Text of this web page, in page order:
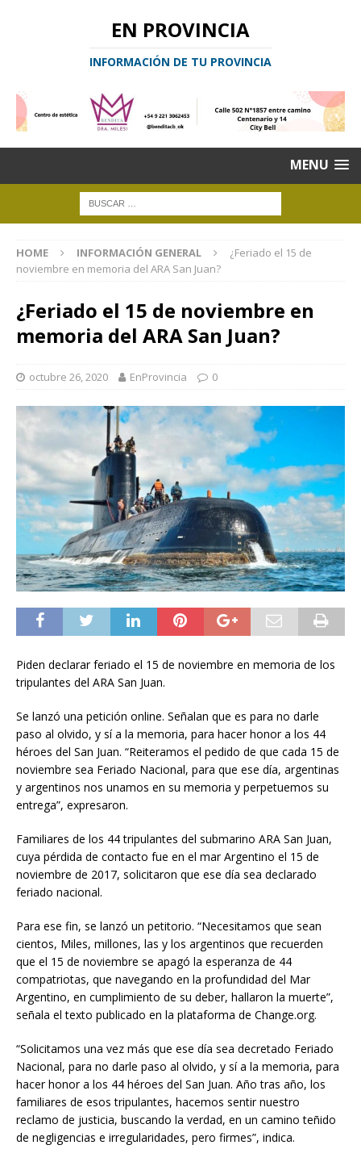
EN PROVINCIA
INFORMACIÓN DE TU PROVINCIA
MENU
HOME INFORMACIÓN GENERAL
¿Feriado el 15 de
noviembre en memoria del ARA San Juan?
¿Feriado el 15 de noviembre en
memoria del ARA San Juan?
octubre 26, 2020 EnProvincia 0
Piden declarar feriado el 15 de noviembre en memoria de los
tripulantes del ARA San Juan.
Se lanzó una petición online. Señalan que es para no darle
paso al olvido, y sí a la memoria, para hacer honor a los 44
héroes del San Juan. “Reiteramos el pedido de que cada 15 de
noviembre sea Feriado Nacional, para que ese día, argentinas
y argentinos nos unamos en su memoria y perpetuemos su
entrega”, expresaron.
Familiares de los 44 tripulantes del submarino ARA San Juan,
cuya pérdida de contacto fue en el mar Argentino el 15 de
noviembre de 2017, solicitaron que ese día sea declarado
feriado nacional.
Para ese fin, se lanzó un petitorio. “Necesitamos que sean
cientos, Miles, millones, las y los argentinos que recuerden
que el 15 de noviembre se apagó la esperanza de 44
compatriotas, que navegando en la profundidad del Mar
Argentino, en cumplimiento de su deber, hallaron la muerte”,
señala el texto publicado en la plataforma de Change.org.
“Solicitamos una vez más que ese día sea decretado Feriado
Nacional, para no darle paso al olvido, y sí a la memoria, para
hacer honor a los 44 héroes del San Juan. Año tras año, los
familiares de esos tripulantes, hacemos sentir nuestro
reclamo de justicia, buscando la verdad, en un camino teñido
de negligencias e irregularidades, pero firmes”, indica.